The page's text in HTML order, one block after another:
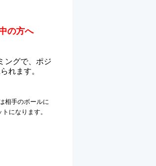
の方へ
ングで、ポジ
れます。
相手のボールに
になります。